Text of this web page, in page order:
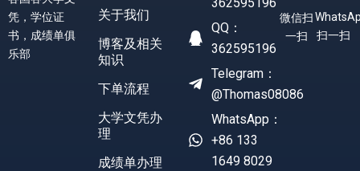
凭，学位证
书，成绩单俱
乐部
关于我们
博客及相关
知识
下单流程
大学文凭办
理
成绩单办理
QQ：
362595196
Telegram：
@Thomas08086
WhatsApp：
+86 133
1649 8029
微信扫
一扫
扫一扫